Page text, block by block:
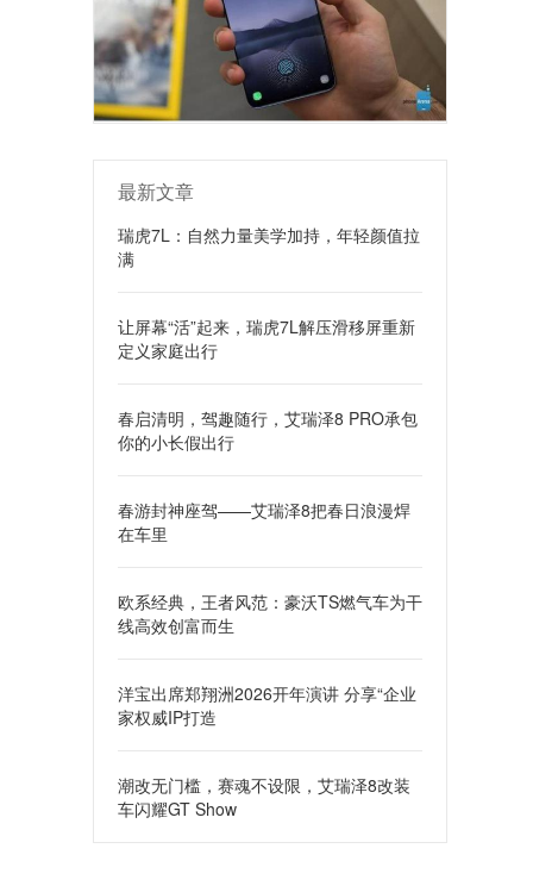
最新文章
瑞虎7L：自然力量美学加持，年轻颜值拉
满
让屏幕“活”起来，瑞虎7L解压滑移屏重新
定义家庭出行
春启清明，驾趣随行，艾瑞泽8 PRO承包
你的小长假出行
春游封神座驾——艾瑞泽8把春日浪漫焊
在车里
欧系经典，王者风范：豪沃TS燃气车为干
线高效创富而生
洋宝出席郑翔洲2026开年演讲 分享“企业
家权威IP打造
潮改无门槛，赛魂不设限，艾瑞泽8改装
车闪耀GT Show